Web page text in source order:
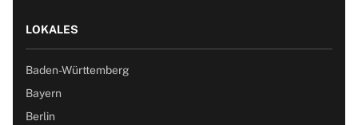
LOKALES
Baden-Württemberg
Bayern
Berlin